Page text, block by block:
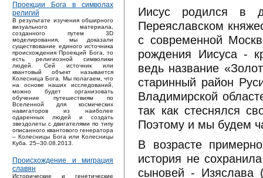
Проекции Бога в символах
религий
В результате изучения обширного
визуального материала,
созданного путем 3D
моделирования, мы доказали
существование единого источника
происхождения Проекций Бога, то
есть религиозной символики
людей. Сей источник или
квантовый объект называется
Колесница Бога. Мы полагаем, что
на основе наших исследований,
можно будет организовать
обучение путешествиям по
Вселенной для космических
навигаторов из наиболее
одаренных людей и создать
звездолеты с двигателями по типу
описанного квантового генератора
– Колесницы Бога или Колесницы
Куба. 25–30.08.2013.
Происхождение и миграция
славян
Исторические и генетические
Иисус родился в
Переяславском
с современной
рождения Иисуса -
ведь название
старинный район
Владимирской
так как стеснялся
Поэтому и мы будем
В возрасте
история не
сыновей - Изяслава